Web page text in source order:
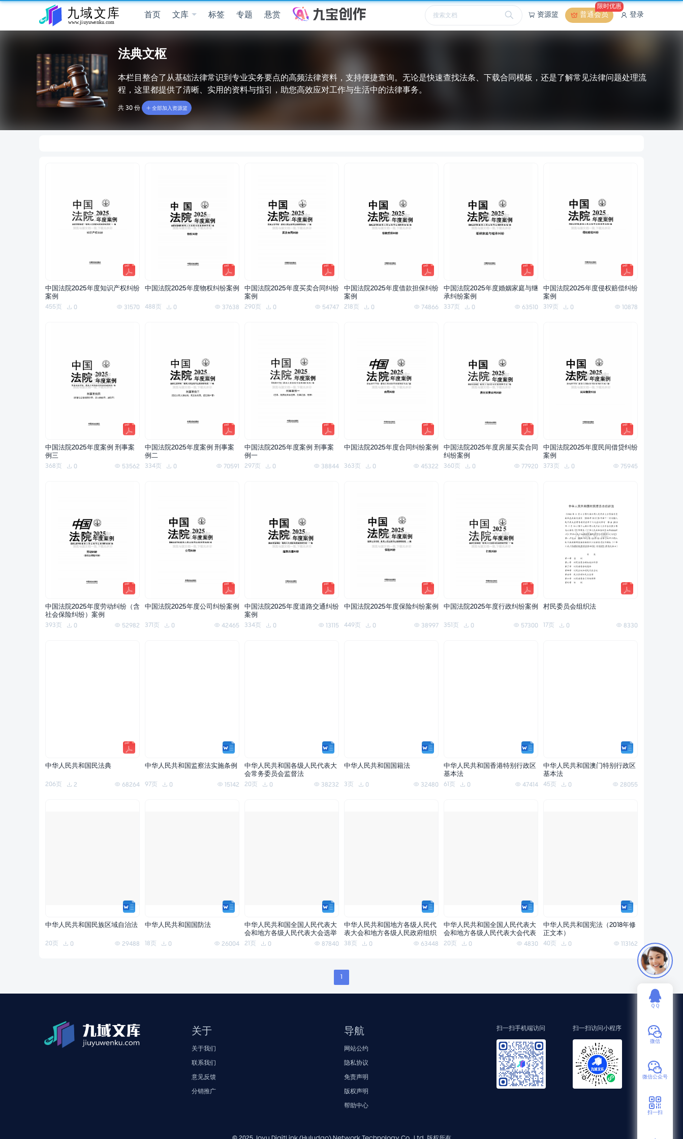
资源篮 普通会员
限时优惠
登录
首页 文库 标签 专题 悬赏
法典文枢
本栏目整合了从基础法律常识到专业实务要点的高频法律资料，支持便捷查询。无论是快速查找法条、下载合同模板，还是了解常见法律问题处理流
程，这里都提供了清晰、实用的资料与指引，助您高效应对工作与生活中的法律事务。
共 30 份 全部加入资源篮
中国法院2025年度知识产权纠纷
案例
455页 0 31570
中国法院2025年度物权纠纷案例
488页 0 37638
中国法院2025年度买卖合同纠纷
案例
290页 0 54747
中国法院2025年度借款担保纠纷
案例
218页 0 74866
中国法院2025年度婚姻家庭与继
承纠纷案例
337页 0 63510
中国法院2025年度侵权赔偿纠纷
案例
319页 0 10878
中国法院2025年度案例 刑事案
例三
368页 0 53562
中国法院2025年度案例 刑事案
例二
334页 0 70591
中国法院2025年度案例 刑事案
例一
297页 0 38844
中国法院2025年度合同纠纷案例
363页 0 45322
中国法院2025年度房屋买卖合同
纠纷案例
360页 0 77920
中国法院2025年度民间借贷纠纷
案例
373页 0 75945
中国法院2025年度劳动纠纷（含
社会保险纠纷）案例
393页 0 52982
中国法院2025年度公司纠纷案例
371页 0 42465
中国法院2025年度道路交通纠纷
案例
334页 0 13115
中国法院2025年度保险纠纷案例
449页 0 38997
中国法院2025年度行政纠纷案例
351页 0 57300
村民委员会组织法
17页 0 8330
中华人民共和国民法典
206页 2 68264
中华人民共和国监察法实施条例
97页 0 15142
中华人民共和国各级人民代表大
会常务委员会监督法
20页 0 38232
中华人民共和国国籍法
3页 0 32480
中华人民共和国香港特别行政区
基本法
61页 0 47414
中华人民共和国澳门特别行政区
基本法
45页 0 28055
中华人民共和国民族区域自治法
20页 0 29488
中华人民共和国国防法
18页 0 26004
中华人民共和国全国人民代表大
会和地方各级人民代表大会选举
法
21页 0 87840
中华人民共和国地方各级人民代
表大会和地方各级人民政府组织
法
38页 0 63448
中华人民共和国全国人民代表大
会和地方各级人民代表大会代表
法
20页 0 4830
中华人民共和国宪法（2018年修
正文本）
40页 0 113162
1
关于
关于我们
联系我们
意见反馈
分销推广
导航
网站公约
隐私协议
免责声明
版权声明
帮助中心
扫一扫手机端访问 扫一扫访问小程序
ＱＱ
微信
微信公众号
扫一扫